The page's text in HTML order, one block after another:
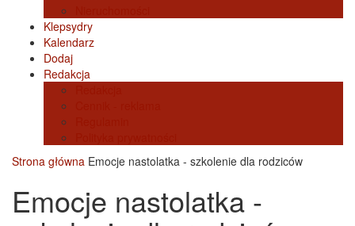
Klepsydry
Kalendarz
Dodaj
Redakcja
Strona główna Emocje nastolatka - szkolenie dla rodziców
Emocje nastolatka -